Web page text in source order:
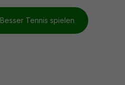
Besser Tennis spielen